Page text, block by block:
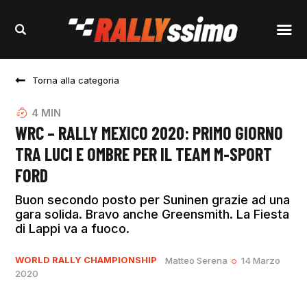
Torna alla categoria
4 MIN
WRC – RALLY MEXICO 2020: PRIMO GIORNO
TRA LUCI E OMBRE PER IL TEAM M-SPORT
FORD
Buon secondo posto per Suninen grazie ad una
gara solida. Bravo anche Greensmith. La Fiesta
di Lappi va a fuoco.
WORLD RALLY CHAMPIONSHIP Matteo Serena
14 Marzo
2020